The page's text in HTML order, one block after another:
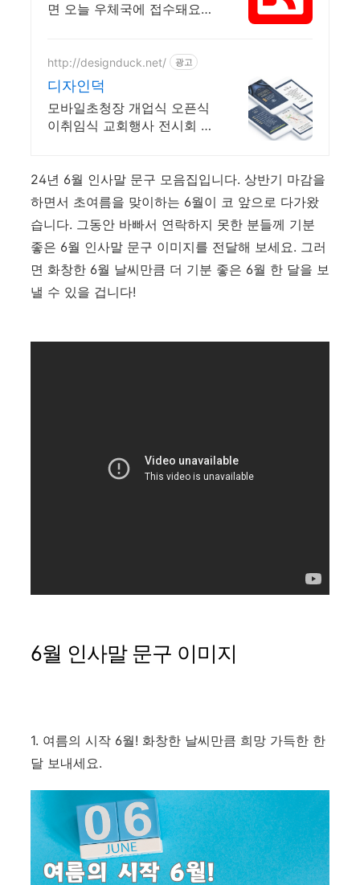
면 오늘 우체국에 접수돼요
http://designduck.net/ 광고
디자인덕
모바일초청장 개업식 오픈식
이취임식 교회행사 전시회 고
24년 6월 인사말 문구 모음집입니다. 상반기 마감을
하면서 초여름을 맞이하는 6월이 코 앞으로 다가왔
습니다. 그동안 바빠서 연락하지 못한 분들께 기분
좋은 6월 인사말 문구 이미지를 전달해 보세요. 그러
면 화창한 6월 날씨만큼 더 기분 좋은 6월 한 달을 보
낼 수 있을 겁니다!
6월 인사말 문구 이미지
1. 여름의 시작 6월! 화창한 날씨만큼 희망 가득한 한
달 보내세요.